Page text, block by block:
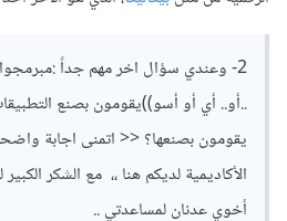
2- وعندي سؤال اخر مهم جداً :مبرمجوا
..أو.. أي أو أسو))يقومون بصنع
يقومون بصنعها؟ << اتمنى اجابة
الأكاديمية لديكم هنا ،، مع الشكر
أخوي عدنان لمساعدتي ..